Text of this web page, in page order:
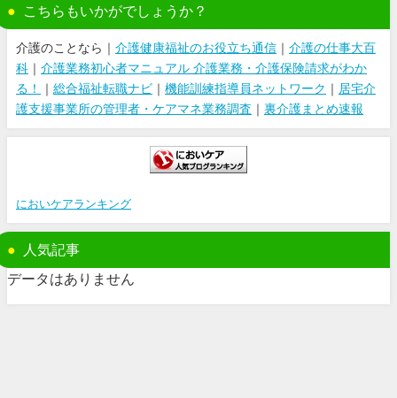
こちらもいかがでしょうか？
介護のことなら｜ 介護健康福祉のお役立ち通信 ｜ 介護の仕事大百
科 ｜ 介護業務初心者マニュアル 介護業務・介護保険請求がわか
る！
｜ 総合福祉転職ナビ ｜ 機能訓練指導員ネットワーク ｜ 居宅介
護支援事業所の管理者・ケアマネ業務調査 ｜ 裏介護まとめ速報
においケアランキング
人気記事
データはありません